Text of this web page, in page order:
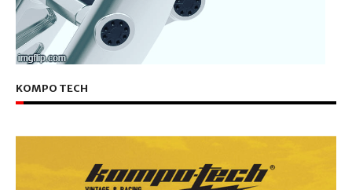
KOMPO TECH